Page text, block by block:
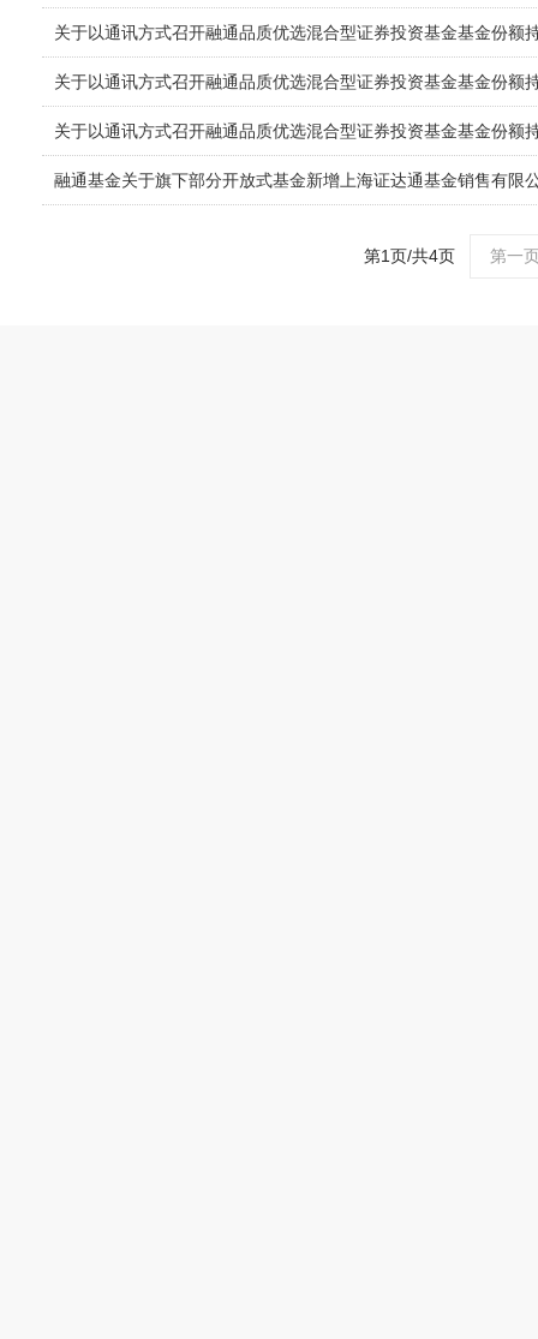
关于以通讯方式召开融通品质优选混合型证券投资基金基金份额
关于以通讯方式召开融通品质优选混合型证券投资基金基金份额
关于以通讯方式召开融通品质优选混合型证券投资基金基金份额
融通基金关于旗下部分开放式基金新增上海证达通基金销售有限
第1页/共4页 第一